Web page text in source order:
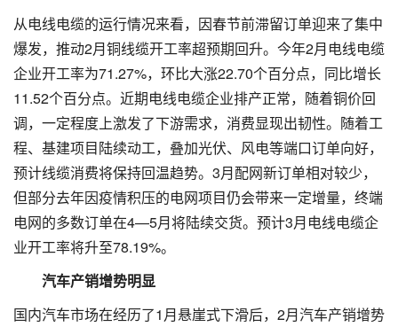
从电线电缆的运行情况来看，因春节前滞留订单迎来了集中
爆发，推动2月铜线缆开工率超预期回升。今年2月电线电缆
企业开工率为71.27%，环比大涨22.70个百分点，同比增长
11.52个百分点。近期电线电缆企业排产正常，随着铜价回
调，一定程度上激发了下游需求，消费显现出韧性。随着工
程、基建项目陆续动工，叠加光伏、风电等端口订单向好，
预计线缆消费将保持回温趋势。3月配网新订单相对较少，
但部分去年因疫情积压的电网项目仍会带来一定增量，终端
电网的多数订单在4—5月将陆续交货。预计3月电线电缆企
业开工率将升至78.19%。
汽车产销增势明显
国内汽车市场在经历了1月悬崖式下滑后，2月汽车产销增势